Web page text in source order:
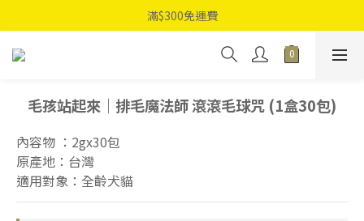
滿$300免運費
毛孩站起來｜排毛魔法師 滾滾毛球咒 (1盒30包)
內容物 ：2gx30包
原產地：台灣
適用對象：全齡犬貓